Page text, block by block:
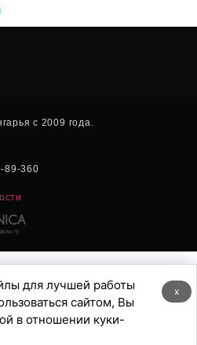
с 2009 года.
89-360
x
для лучшей работы
сайтом, Вы
в отношении куки-